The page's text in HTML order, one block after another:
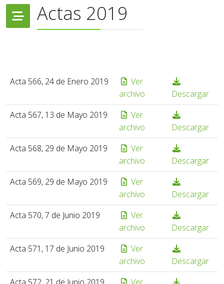
Actas 2019
Acta 566, 24 de Enero 2019
Ver
archivo
Descargar
Acta 567, 13 de Mayo 2019
Ver
archivo
Descargar
Acta 568, 29 de Mayo 2019
Ver
archivo
Descargar
Acta 569, 29 de Mayo 2019
Ver
archivo
Descargar
Acta 570, 7 de Junio 2019
Ver
archivo
Descargar
Acta 571, 17 de Junio 2019
Ver
archivo
Descargar